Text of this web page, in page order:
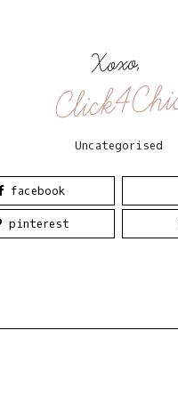
Xoxo,
Uncategorised
facebook
pinterest